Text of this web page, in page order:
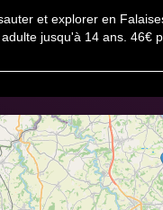
et explorer en
jusqu'à 14 ans. 46€